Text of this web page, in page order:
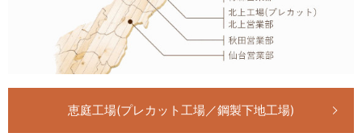
恵庭工場(プレカット工場／鋼製下地工場)